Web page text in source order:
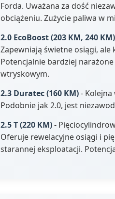
Forda. Uważana za dość
obciążeniu. Zużycie paliwa w
2.0 EcoBoost (203 KM, 240 KM)
Zapewniają świetne osiągi, ale
Potencjalnie bardziej
wtryskowym.
2.3 Duratec (160 KM)-
Podobnie jak 2.0, jest
2.5 T (220 KM)-
Oferuje rewelacyjne osiągi i
starannej eksploatacji.